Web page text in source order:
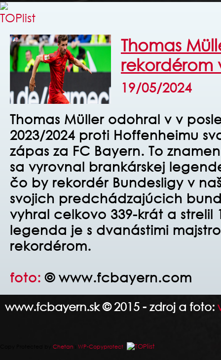
Thomas
rekordérom
19/05/2024
Thomas Müller odohral v v
2023/2024 proti Hoffenheimu
zápas za FC Bayern. To
sa vyrovnal brankárskej
čo by rekordér Bundesligy v
svojich predchádzajúcich
vyhral celkovo 339-krát a strelil
legenda je s dvanástimi
rekordérom.
foto: © www.fcbayern.com
www.fcbayern.sk © 2015 - zdroj a foto:
Chetan WP-Copyprotect